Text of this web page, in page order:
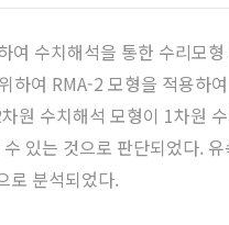
수치해석을 통한 수리모
하여 RMA-2 모형을 적용하
원 수치해석 모형이 1차원
있는 것으로 판단되었다.
로 분석되었다.